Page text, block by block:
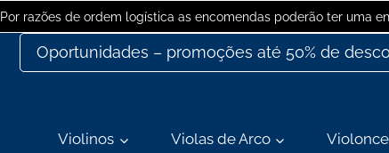
Por razões de ordem logística as encomendas poderão ter uma
Oportunidades – promoções até 50% de
Violinos Violas de Arco